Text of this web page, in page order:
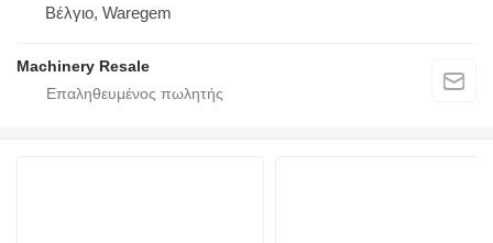
Βέλγιο, Waregem
Machinery Resale